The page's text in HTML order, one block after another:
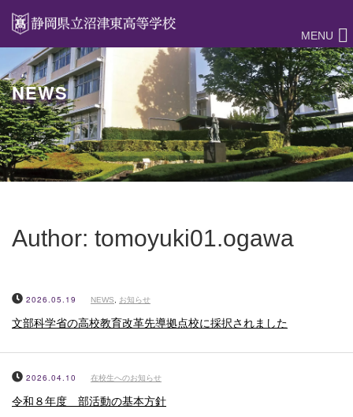
MENU
NEWS
Author: tomoyuki01.ogawa
2026.05.19 NEWS お知らせ
文部科学省の高校教育改革先導拠点校に採択されました
2026.04.10 在校生へのお知らせ
令和８年度 部活動の基本方針